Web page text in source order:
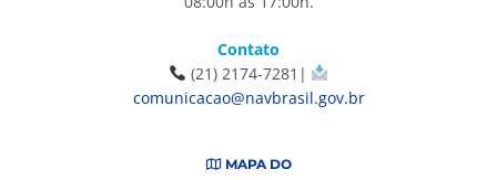
Contato
(21) 2174-7281|
comunicacao@navbrasil.gov.br
MAPA DO